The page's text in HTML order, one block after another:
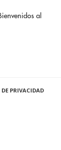
al
PRIVACIDAD